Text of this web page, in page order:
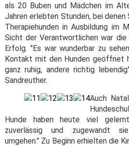
als 20 Buben und Mädchen im
Jahren erlebten Stunden, bei
Therapiehunden in Ausbildung im
Sicht der Verantwortlichen war
Erfolg. "Es war wunderbar zu
Kontakt mit den Hunden geöffnet
ganz ruhig, andere richtig
Sandreuther.
Auch
Hunde haben heute viel
zuverlässig und zugewandt
umgehen." Zu Beginn erhielten die